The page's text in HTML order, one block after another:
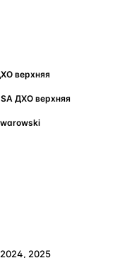
верхняя
ДХО верхняя
2025